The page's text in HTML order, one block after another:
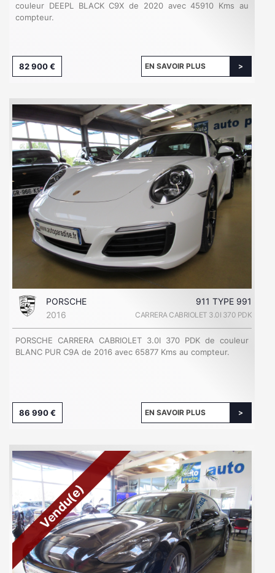
couleur DEEPL BLACK C9X de 2020 avec 45910 Kms au
compteur.
82 900 € EN SAVOIR PLUS
PORSCHE
911 TYPE 991
2016
CARRERA CABRIOLET 3.0I 370 PDK
PORSCHE CARRERA CABRIOLET 3.0I 370 PDK de couleur
BLANC PUR C9A de 2016 avec 65877 Kms au compteur.
86 990 € EN SAVOIR PLUS
Vendu(e)